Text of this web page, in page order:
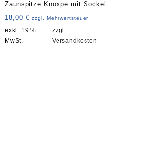
Zaunspitze Knospe mit Sockel
18,00 € zzgl. Mehrwertsteuer
exkl. 19 %
MwSt.
zzgl.
Versandkosten